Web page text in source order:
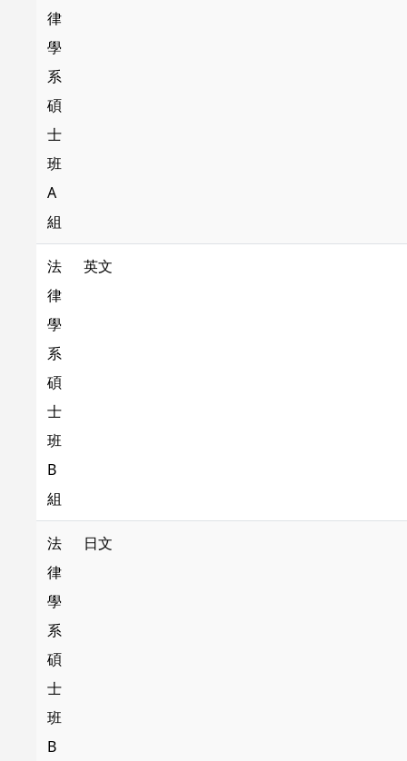
律
學
系
碩
士
班
A
組
法
律
學
系
碩
士
班
B
組
英文
法
律
學
系
碩
士
班
B
日文